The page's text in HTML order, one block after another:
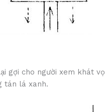
gợi cho người xem khát
tán lá xanh.